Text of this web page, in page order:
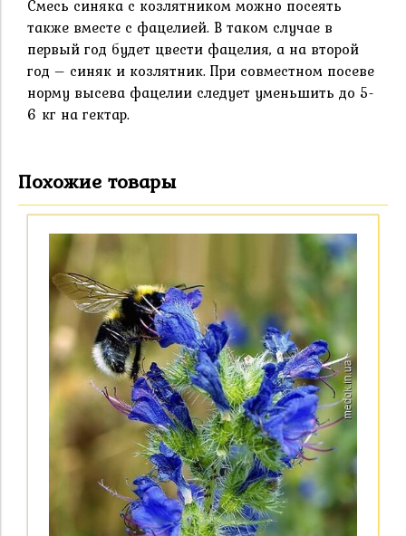
Смесь синяка с козлятником можно посеять
также вместе с фацелией. В таком случае в
первый год будет цвести фацелия, а на второй
год – синяк и козлятник. При совместном посеве
норму высева фацелии следует уменьшить до 5-
6 кг на гектар.
Похожие товары